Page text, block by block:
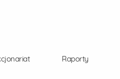
Raporty